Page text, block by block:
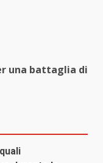
una battaglia di